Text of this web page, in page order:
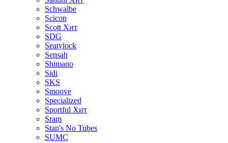
Schwalbe
Scicon
Scott Хит
SDG
Seatylock
Sensah
Shimano
Sidi
SKS
Smoove
Specialized
Sportful Хит
Sram
Stan's No Tubes
SUMC